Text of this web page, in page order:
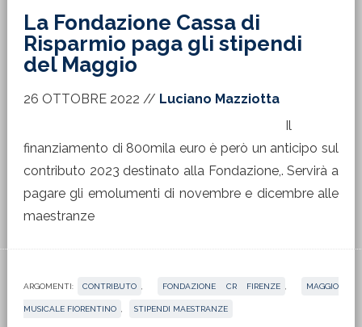
La Fondazione Cassa di
Risparmio paga gli stipendi
del Maggio
26 OTTOBRE 2022 // Luciano Mazziotta
Il
finanziamento di 800mila euro è però un anticipo sul
contributo 2023 destinato alla Fondazione,. Servirà a
pagare gli emolumenti di novembre e dicembre alle
maestranze
ARGOMENTI: CONTRIBUTO FONDAZIONE CR FIRENZE MAGGIO
MUSICALE FIORENTINO STIPENDI MAESTRANZE